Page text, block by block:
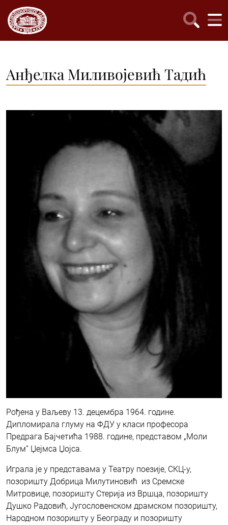
Анђелка Миливојевић Тадић
Рођена у Ваљеву 13. децембра 1964. године.
Дипломирала глуму на ФДУ у класи професора
Предрага Бајчетића 1988. године, представом „Моли
Блум“ Џејмса Џојса.
Играла је у представама у Театру поезије, СКЦ-у,
позоришту Добрица Милутиновић из Сремске
Митровице, позоришту Стерија из Вршца, позоришту
Душко Радовић, Југословенском драмском позоришту,
Народном позоришту у Београду и позоришту